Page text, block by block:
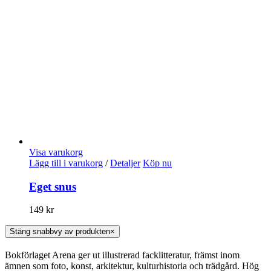
Visa varukorg
Lägg till i varukorg / Detaljer Köp nu
Eget snus
149 kr
Stäng snabbvy av produkten×
Bokförlaget Arena ger ut illustrerad facklitteratur, främst inom
ämnen som foto, konst, arkitektur, kulturhistoria och trädgård. Hög